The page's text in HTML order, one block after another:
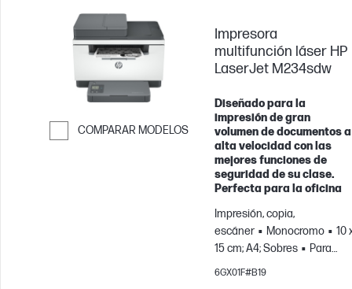
COMPARAR MODELOS
Impresora
multifunción láser HP
LaserJet M234sdw
Diseñado para la
impresión de gran
volumen de documentos a
alta velocidad con las
mejores funciones de
seguridad de su clase.
Perfecta para la oficina
Impresión, copia,
escáner
Monocromo
10
15 cm; A4; Sobres
Para
equipos de hasta 5
6GX01F#B19